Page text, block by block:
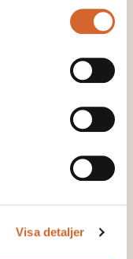
Visa detaljer